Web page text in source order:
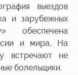
выездов
и зарубежных
обеспечена
и мира. На
встречают не
болельщики.